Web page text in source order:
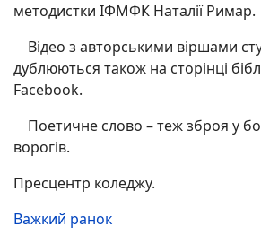
методистки ІФМФК Наталії Римар.
Відео з авторськими віршами
дублюються також на сторінці
Facebook.
Поетичне слово – теж зброя у
ворогів.
Пресцентр коледжу.
Важкий ранок